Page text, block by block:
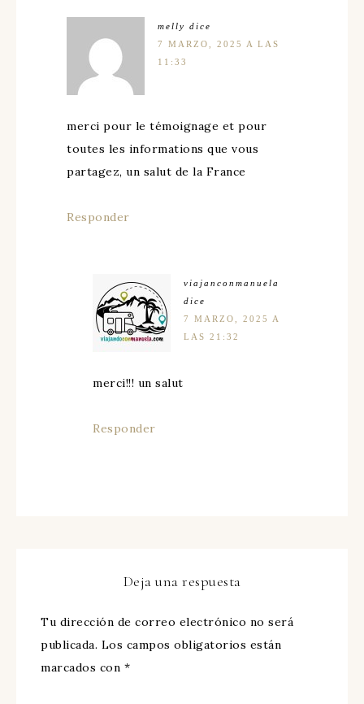
melly dice
7 MARZO, 2025 A LAS
11:33
merci pour le témoignage et pour
toutes les informations que vous
partagez, un salut de la France
Responder
viajanconmanuela
dice
7 MARZO, 2025 A
LAS 21:32
merci!!! un salut
Responder
Deja una respuesta
Tu dirección de correo electrónico no será
publicada. Los campos obligatorios están
marcados con *